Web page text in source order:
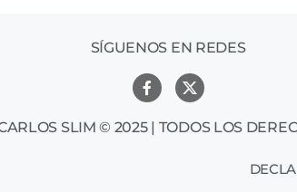
SÍGUENOS EN REDES
SLIM © 2025 | TODOS LOS